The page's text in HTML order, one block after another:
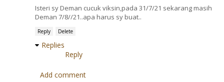
Isteri sy Deman cucuk viksin,pada 31/7/21 sekarang masih
Deman 7/8//21..apa harus sy buat..
Reply Delete
Replies
Reply
Add comment